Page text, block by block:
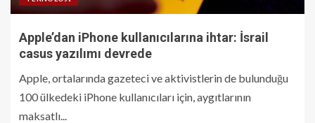
Apple’dan iPhone kullanıcılarına ihtar: İsrail
casus yazılımı devrede
Apple, ortalarında gazeteci ve aktivistlerin de bulunduğu
100 ülkedeki iPhone kullanıcıları için, aygıtlarının
maksatlı...